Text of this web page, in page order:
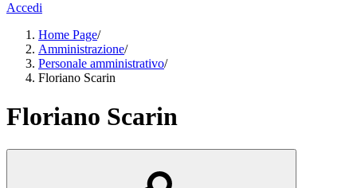
Accedi
Home Page/
Amministrazione/
Personale amministrativo/
Floriano Scarin
Floriano Scarin